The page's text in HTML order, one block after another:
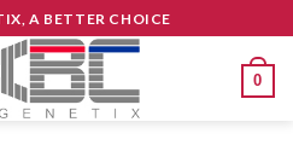
A BETTER CHOICE
0